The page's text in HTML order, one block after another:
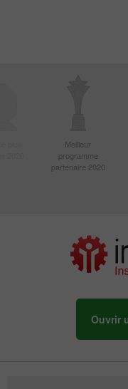
Meilleur
programme
partenaire 2020
Ouvrir